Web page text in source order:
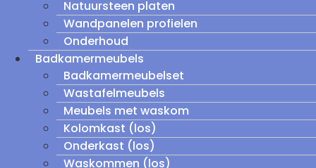
Natuursteen platen
Wandpanelen profielen
Onderhoud
Badkamermeubels
Badkamermeubelset
Wastafelmeubels
Meubels met waskom
Kolomkast (los)
Onderkast (los)
Waskommen (los)